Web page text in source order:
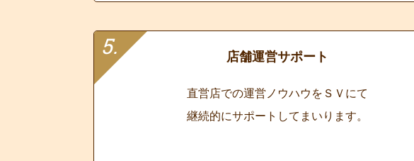
店舗運営サポート
直営店での運営ノウハウをＳＶにて
継続的にサポートしてまいります。